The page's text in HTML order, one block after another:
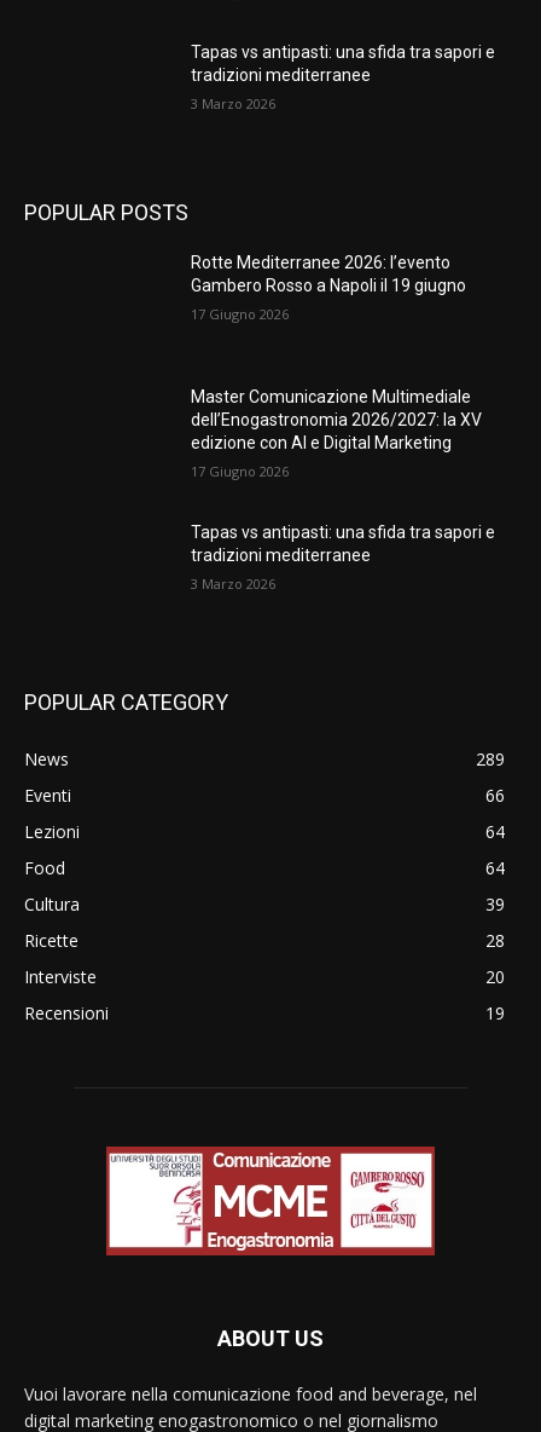
Tapas vs antipasti: una sfida tra sapori e
tradizioni mediterranee
3 Marzo 2026
POPULAR POSTS
Rotte Mediterranee 2026: l’evento
Gambero Rosso a Napoli il 19 giugno
17 Giugno 2026
Master Comunicazione Multimediale
dell’Enogastronomia 2026/2027: la XV
edizione con AI e Digital Marketing
17 Giugno 2026
Tapas vs antipasti: una sfida tra sapori e
tradizioni mediterranee
3 Marzo 2026
POPULAR CATEGORY
News
289
Eventi
66
Lezioni
64
Food
64
Cultura
39
Ricette
28
Interviste
20
Recensioni
19
ABOUT US
Vuoi lavorare nella comunicazione food and beverage, nel
digital marketing enogastronomico o nel giornalismo